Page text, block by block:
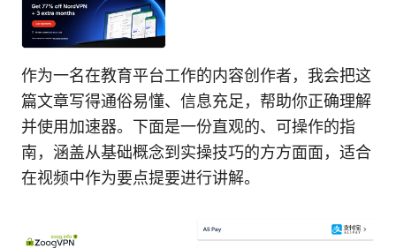
作为一名在教育平台工作的内容创作者，我会把这
篇文章写得通俗易懂、信息充足，帮助你正确理解
并使用加速器。下面是一份直观的、可操作的指
南，涵盖从基础概念到实操技巧的方方面面，适合
在视频中作为要点提要进行讲解。